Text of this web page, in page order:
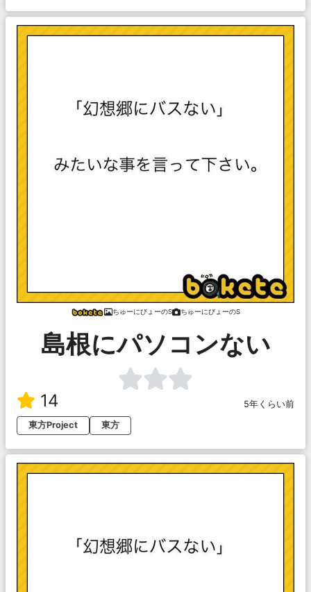
ちゅーにびょーのS ちゅーにびょーのS
島根にパソコンない
14
5年くらい前
東方Project
東方